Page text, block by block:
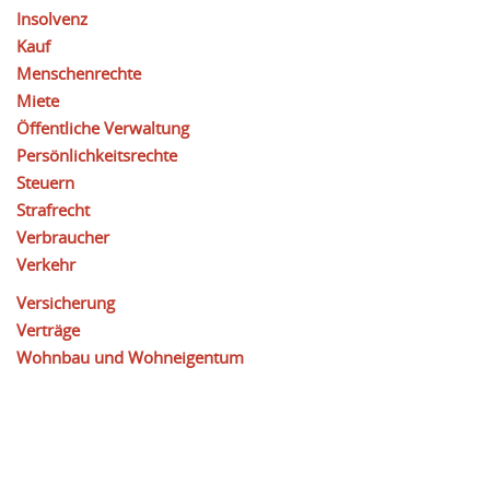
Insolvenz
Kauf
Menschenrechte
Miete
Öffentliche Verwaltung
Persönlichkeitsrechte
Steuern
Strafrecht
Verbraucher
Verkehr
Versicherung
Verträge
Wohnbau und Wohneigentum